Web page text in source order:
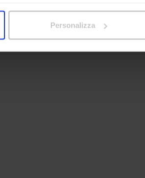
attivamente alla ricerca di
media, i quali potrebbero combinarle
Personalizza